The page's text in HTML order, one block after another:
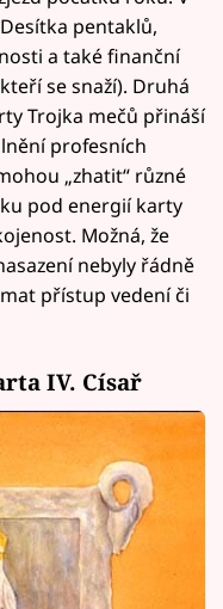
pentaklů,
a také finanční
se snaží). Druhá
Trojka mečů přináší
profesních
„zhatit“ různé
pod energií karty
Možná, že
nebyly řádně
přístup vedení či
IV. Císař